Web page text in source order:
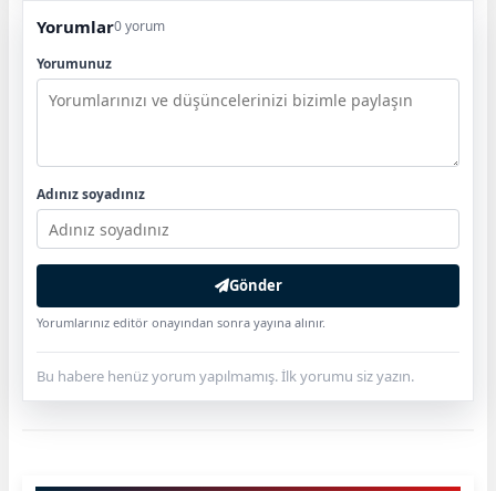
Yorumlar0 yorum
Yorumunuz
Adınız soyadınız
Gönder
Yorumlarınız editör onayından sonra yayına alınır.
Bu habere henüz yorum yapılmamış. İlk yorumu siz yazın.